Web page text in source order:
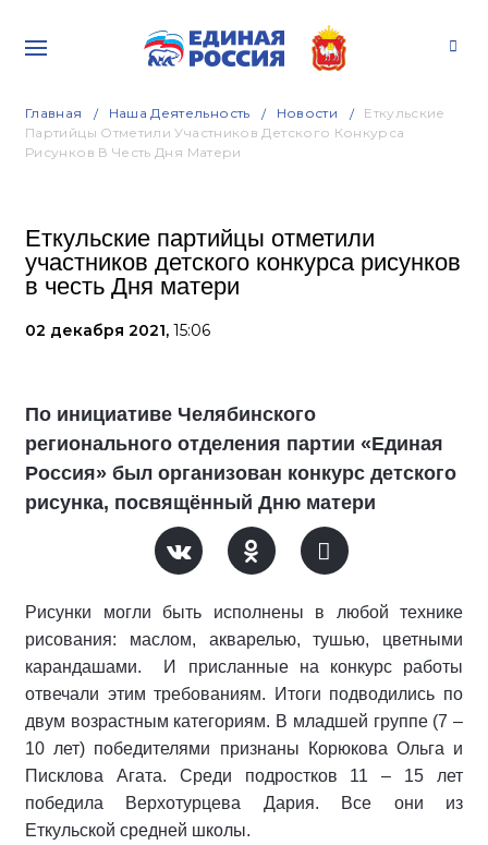
Главная Наша Деятельность Новости
Еткульские
Партийцы Отметили Участников Детского Конкурса
Рисунков В Честь Дня Матери
Еткульские партийцы отметили
участников детского конкурса рисунков
в честь Дня матери
02 декабря 2021, 15:06
По инициативе Челябинского
регионального отделения партии «Единая
Россия» был организован конкурс детского
рисунка, посвящённый Дню матери
Рисунки могли быть исполнены в любой технике
рисования: маслом, акварелью, тушью, цветными
карандашами.
И присланные на конкурс работы
отвечали этим требованиям. Итоги подводились по
двум возрастным категориям. В младшей группе (7 –
10 лет) победителями признаны Корюкова Ольга и
Писклова Агата. Среди подростков 11 – 15 лет
победила Верхотурцева Дария. Все они из
Еткульской средней школы.